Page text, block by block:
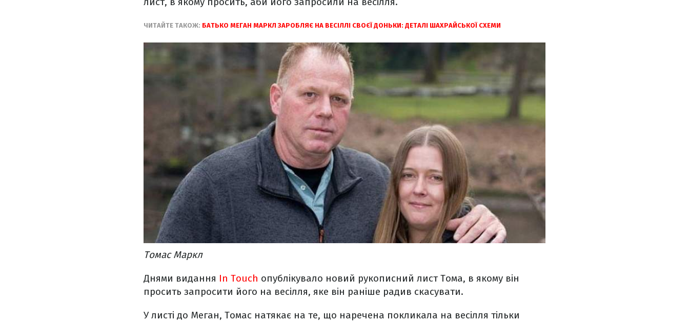
ЧИТАЙТЕ ТАКОЖ: БАТЬКО МЕГАН МАРКЛ ЗАРОБЛЯЄ НА ВЕСІЛЛІ СВОЄЇ ДОНЬКИ: ДЕТАЛІ ШАХРАЙСЬКОЇ СХЕМИ
Томас Маркл
Днями видання In Touch опублікувало новий рукописний лист Тома, в якому він
просить запросити його на весілля, яке він раніше радив скасувати.
У листі до Меган, Томас натякає на те, що наречена покликала на весілля тільки